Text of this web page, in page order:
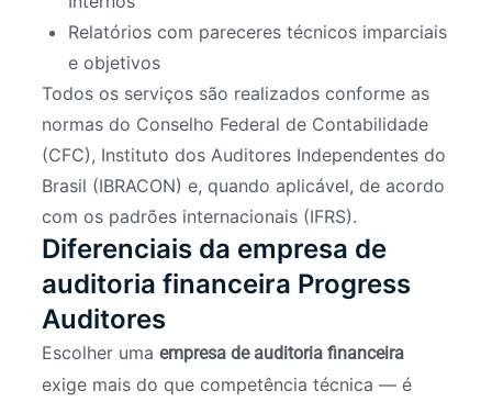
Relatórios com pareceres técnicos imparciais
e objetivos
Todos os serviços são realizados conforme as
normas do Conselho Federal de Contabilidade
(CFC), Instituto dos Auditores Independentes do
Brasil (IBRACON) e, quando aplicável, de acordo
com os padrões internacionais (IFRS).
Diferenciais da empresa de
auditoria financeira Progress
Auditores
Escolher umaempresa de auditoria financeira
exige mais do que competência técnica — é